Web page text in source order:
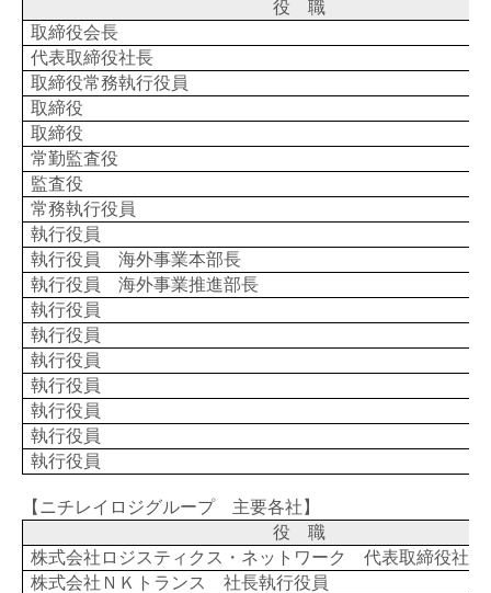
役 職
取締役会長
代表取締役社長
取締役常務執行役員
取締役
取締役
常勤監査役
監査役
常務執行役員
執行役員
執行役員 海外事業本部長
執行役員 海外事業推進部長
執行役員
執行役員
執行役員
執行役員
執行役員
執行役員
執行役員
【ニチレイロジグループ 主要各社】
役 職
株式会社ロジスティクス・ネットワーク 代表取締役社長
株式会社ＮＫトランス 社長執行役員